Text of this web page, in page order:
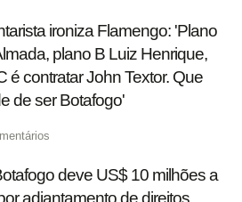
ironiza Flamengo: 'Plano
plano B Luiz Henrique,
é contratar John Textor. Que
de ser Botafogo'
deve US$ 10 milhões a